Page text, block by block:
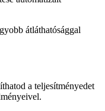
átláthatósággal
a teljesítményedet